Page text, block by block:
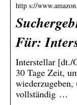
http s://
Für:
Interstellar [dt./
30 Tage Zeit,
wiederzugeben,
vollständig …